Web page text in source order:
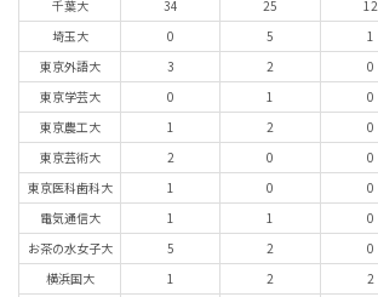
千葉大 34 25 12
埼玉大
0 5 1
東京外語大
3 2 0
東京学芸大
0 1 0
東京農工大
1 2 0
東京芸術大
2 0 0
東京医科歯科大
1 0 0
電気通信大
1 1 0
お茶の水女子大
5 2 0
横浜国大
1 2 2